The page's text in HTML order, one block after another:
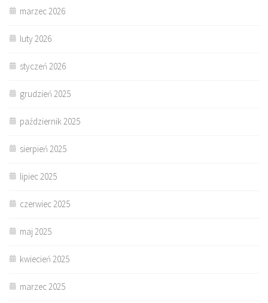
marzec 2026
luty 2026
styczeń 2026
grudzień 2025
październik 2025
sierpień 2025
lipiec 2025
czerwiec 2025
maj 2025
kwiecień 2025
marzec 2025